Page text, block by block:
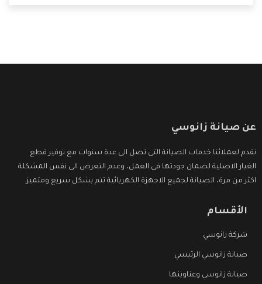
عن صيانة زانوسي
نقدم لعملائنا خدمات الصيانة التى تصل الى عدة سنوات مع توفير قطع
الغيار الاصلية لضمان جودتها فى العمل، وعدم التعرض الى نفس المشكلة
اكثر من مرة، الصيانة لجميع الاجهزة الكهربائية تتم بشكل سريع ومتميز.
الأقسام
شركة زانوسي
صيانة زانوسي الرئيسي
صيانة زانوسي وعناوينها